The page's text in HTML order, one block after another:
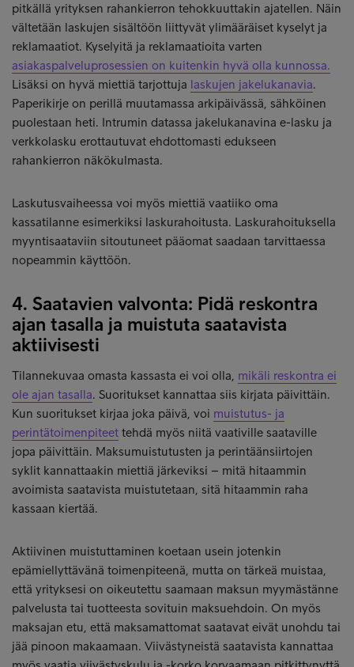
pitkällä yrityksen rahankierron tehokkuuttakin ajatellen. Näin
vältetään laskujen sisältöön liittyvät ylimääräiset kyselyt ja
reklamaatiot. Kyselyitä ja reklamaatioita varten
asiakaspalveluprosessien on kuitenkin hyvä olla kunnossa.
Lisäksi on hyvä miettiä tarjottuja laskujen jakelukanavia.
Paperikirje on perillä muutamassa arkipäivässä, sähköinen
puolestaan heti. Intrumin datassa jakelukanavina e-lasku ja
verkkolasku erottautuvat ehdottomasti edukseen
rahankierron näkökulmasta.
Laskutusvaiheessa voi myös miettiä vaatiiko oma
kassatilanne esimerkiksi laskurahoitusta. Laskurahoituksella
myyntisaataviin sitoutuneet pääomat saadaan tarvittaessa
nopeammin käyttöön.
4. Saatavien valvonta: Pidä reskontra
ajan tasalla ja muistuta saatavista
aktiivisesti
Tilannekuvaa omasta kassasta ei voi olla, mikäli reskontra ei
ole ajan tasalla. Suoritukset kannattaa siis kirjata päivittäin.
Kun suoritukset kirjaa joka päivä, voi muistutus- ja
perintätoimenpiteet tehdä myös niitä vaativille saataville
jopa päivittäin. Maksumuistutusten ja perintäänsiirtojen
syklit kannattaakin miettiä järkeviksi – mitä hitaammin
avoimista saatavista muistutetaan, sitä hitaammin raha
kassaan kiertää.
Aktiivinen muistuttaminen koetaan usein jotenkin
epämiellyttävänä toimenpiteenä, mutta on tärkeä muistaa,
että yrityksesi on oikeutettu saamaan maksun myymästänne
palvelusta tai tuotteesta sovituin maksuehdoin. On myös
maksajan etu, että maksamattomat saatavat eivät unohdu tai
jää pinoon makaamaan. Viivästyneistä saatavista kannattaa